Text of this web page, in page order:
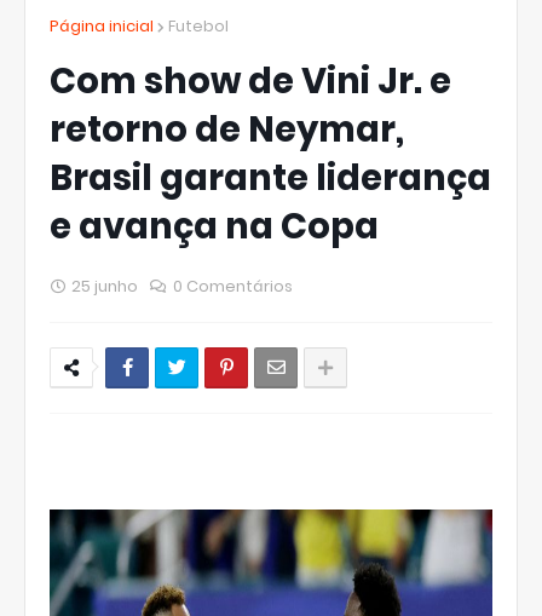
Página inicial Futebol
Com show de Vini Jr. e
retorno de Neymar,
Brasil garante liderança
e avança na Copa
25 junho 0 Comentários